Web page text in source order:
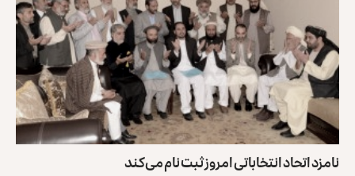
نامزد اتحاد انتخاباتی امروز ثبت نام می‌کند